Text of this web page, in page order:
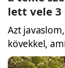
lett vele 3
Azt
kövekkel,